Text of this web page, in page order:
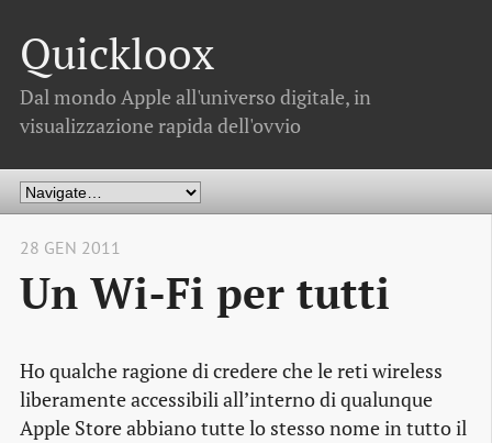
Quickloox
Dal mondo Apple all'universo digitale, in
visualizzazione rapida dell'ovvio
28 GEN 2011
Un Wi-Fi per tutti
Ho qualche ragione di credere che le reti wireless
liberamente accessibili all’interno di qualunque
Apple Store abbiano tutte lo stesso nome in tutto il